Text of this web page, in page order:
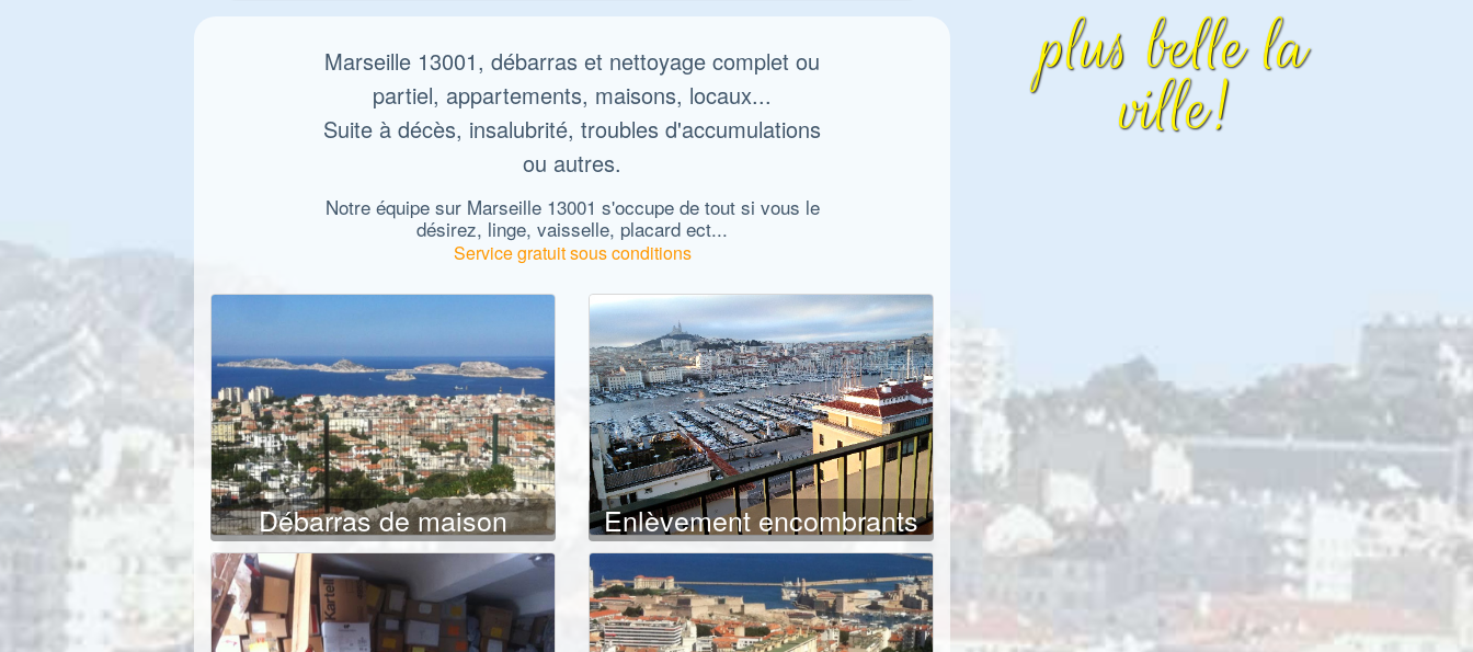
Marseille 13001, débarras et nettoyage complet ou
partiel, appartements, maisons, locaux...
Suite à décès, insalubrité, troubles d'accumulations
ou autres.
Notre équipe sur Marseille 13001 s'occupe de tout si vous le
désirez, linge, vaisselle, placard ect...
Service gratuit sous conditions
Débarras de maison Enlèvement encombrants
plus belle la
ville!